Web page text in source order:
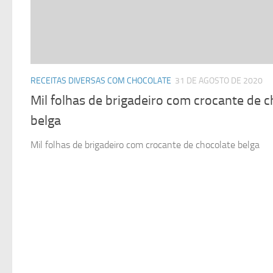
RECEITAS DIVERSAS COM CHOCOLATE 31 DE AGOSTO DE 2020
Mil folhas de brigadeiro com crocante de
belga
Mil folhas de brigadeiro com crocante de chocolate belga